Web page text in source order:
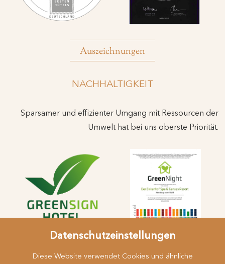
Datenschutzeinstellungen
Diese Website verwendet Cookies und ähnliche
Auszeichnungen
NACHHALTIGKEIT
Sparsamer und effizienter Umgang mit Ressourcen der
Umwelt hat bei uns oberste Priorität.